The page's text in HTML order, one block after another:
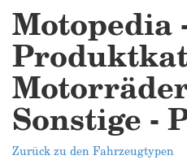
Motopedia
Sonstige -
Zurück zu den Fahrzeugtypen